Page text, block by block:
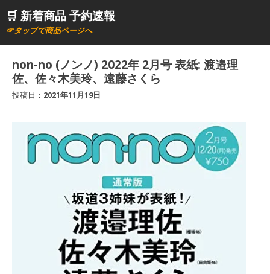
ン🛒 新着商品 予約速報
☞タップで商品ページへ
non-no (ノンノ) 2022年 2月号 表紙: 渡邉理
佐、佐々木美玲、遠藤さくら
投稿日： 2021年11月19日